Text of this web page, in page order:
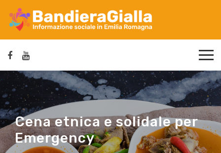
Cena etnica e solidale per
Emergency